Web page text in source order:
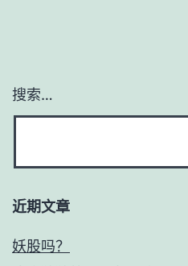
搜索…
近期文章
妖股吗？